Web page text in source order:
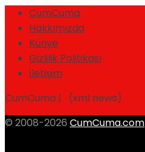
CumCuma
Hakkımızda
Künye
Gizlilik Politikası
İletişim
CumCuma | (xml news)
© 2008-2026 CumCuma.com